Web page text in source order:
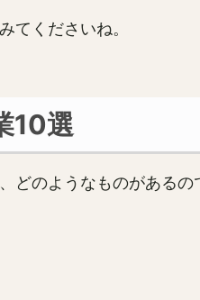
てくださいね。
10選
どのようなものがあるの